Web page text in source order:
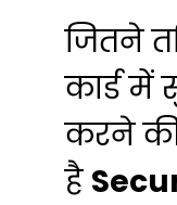
जितने
कार्ड में
करने
है